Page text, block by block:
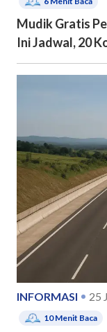
Mudik Gratis
Ini Jadwal, 20
INFORMASI 25
10Menit Baca